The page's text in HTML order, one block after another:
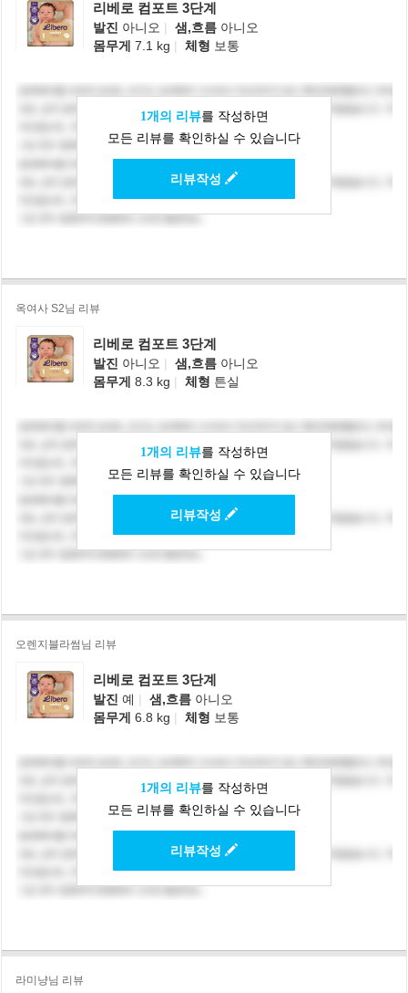
리베로 컴포트 3단계
발진 아니오 | 샘,흐름 아니오
몸무게 7.1 kg | 체형 보통
1개의 리뷰를 작성하면
모든 리뷰를 확인하실 수 있습니다
리뷰작성
옥여사 S2님 리뷰
리베로 컴포트 3단계
발진 아니오 | 샘,흐름 아니오
몸무게 8.3 kg | 체형 튼실
1개의 리뷰를 작성하면
모든 리뷰를 확인하실 수 있습니다
리뷰작성
오렌지블라썸님 리뷰
리베로 컴포트 3단계
발진 예 | 샘,흐름 아니오
몸무게 6.8 kg | 체형 보통
1개의 리뷰를 작성하면
모든 리뷰를 확인하실 수 있습니다
리뷰작성
라미냥님 리뷰